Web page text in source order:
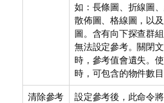
如：長條圖、折線圖、
散佈圖、格線圖，以
圖。含有向下探查群
無法設定參考。關閉
時，參考值會遺失。
時，可包含的物件數目
清除參考 設定參考後，此命令